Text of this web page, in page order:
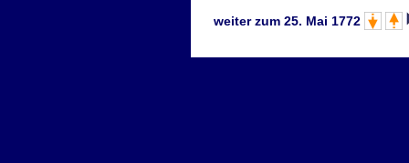
weiter zum 25. Mai 1772